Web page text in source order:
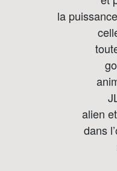
la
alien
dans